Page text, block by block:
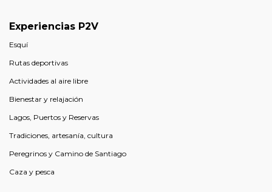
Experiencias P2V
Esquí
Rutas deportivas
Actividades al aire libre
Bienestar y relajación
Lagos, Puertos y Reservas
Tradiciones, artesanía, cultura
Peregrinos y Camino de Santiago
Caza y pesca